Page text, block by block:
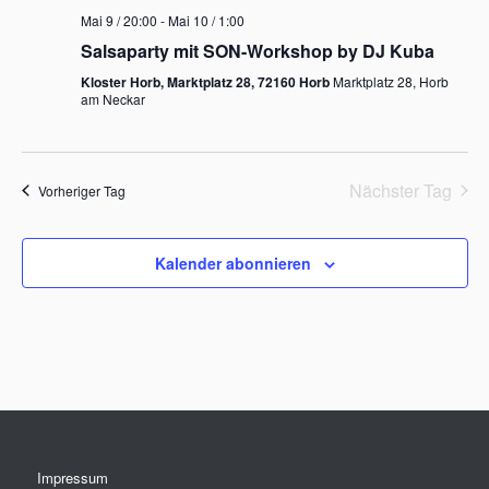
Mai 9 / 20:00 -Mai 10 / 1:00
Salsaparty mit SON-Workshop by DJ Kuba
Kloster Horb, Marktplatz 28, 72160 HorbMarktplatz 28, Horb
am Neckar
Vorheriger Tag Nächster Tag
Kalender abonnieren
Impressum